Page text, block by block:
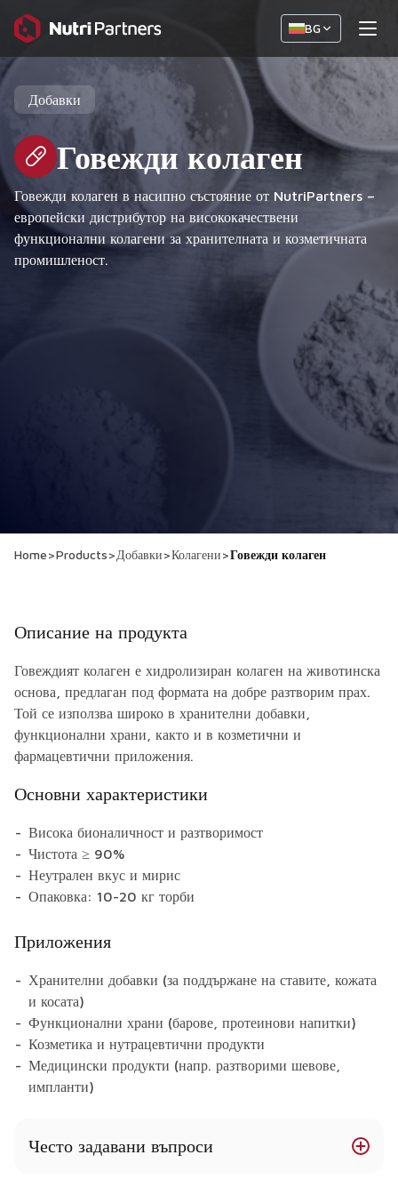
BG
Добавки
Говежди колаген
Говежди колаген в насипно състояние от NutriPartners –
европейски дистрибутор на висококачествени
функционални колагени за хранителната и козметичната
промишленост.
Home>Products>Добавки>Колагени>Говежди колаген
Описание на продукта
Говеждият колаген е хидролизиран колаген на животинска
основа, предлаган под формата на добре разтворим прах.
Той се използва широко в хранителни добавки,
функционални храни, както и в козметични и
фармацевтични приложения.
Основни характеристики
Висока бионаличност и разтворимост
Чистота ≥ 90%
Неутрален вкус и мирис
Опаковка: 10-20 кг торби
Приложения
Хранителни добавки (за поддържане на ставите, кожата
и косата)
Функционални храни (барове, протеинови напитки)
Козметика и нутрацевтични продукти
Медицински продукти (напр. разтворими шевове,
импланти)
Често задавани въпроси